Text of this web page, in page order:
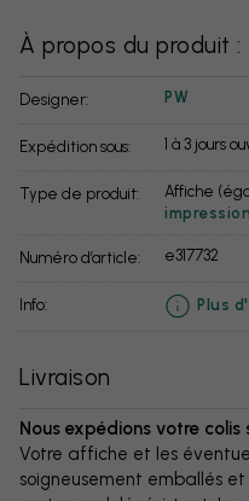
À propos du produit :
Designer: PW
Expédition sous: 1 à 3 jours
Type de produit: Affiche
Numéro d’article: e317732
info: Plus
Livraison
Nous expédions votre colis
Votre affiche et les
soigneusement emballés